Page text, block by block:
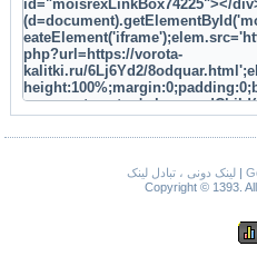
لینک دونی ، تبادل لینک|
Copyright © 1393.